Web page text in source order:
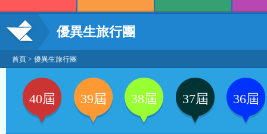
優異生旅行團
首頁 > 優異生旅行團
40屆 39屆 38屆 37屆 36屆